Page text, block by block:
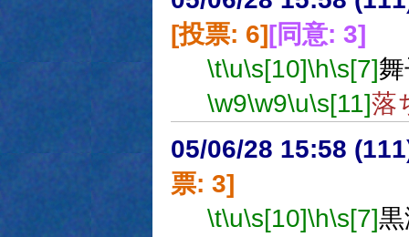
[投票: 6][同意: 3]
\t\u\s[10]\h\s[7]
\w9\w9\u\s[11]落
05/06/28 15:58
票: 3]
\t\u\s[10]\h\s[7]